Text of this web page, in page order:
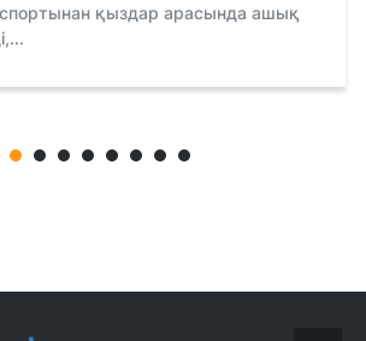
қыздар арасында ашық